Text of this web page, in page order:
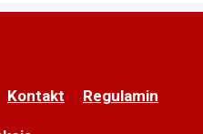
Kontakt Regulamin